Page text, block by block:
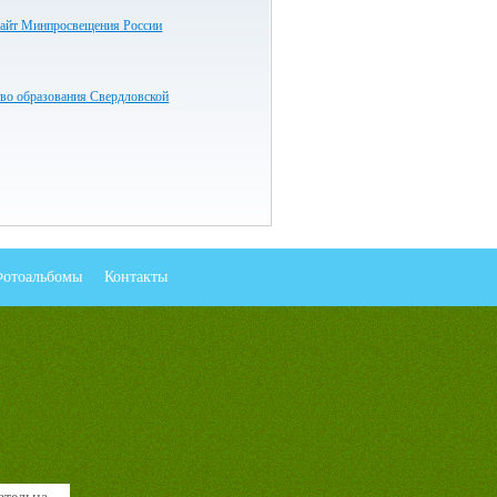
Минпросвещения России
образования Свердловской
Контакты